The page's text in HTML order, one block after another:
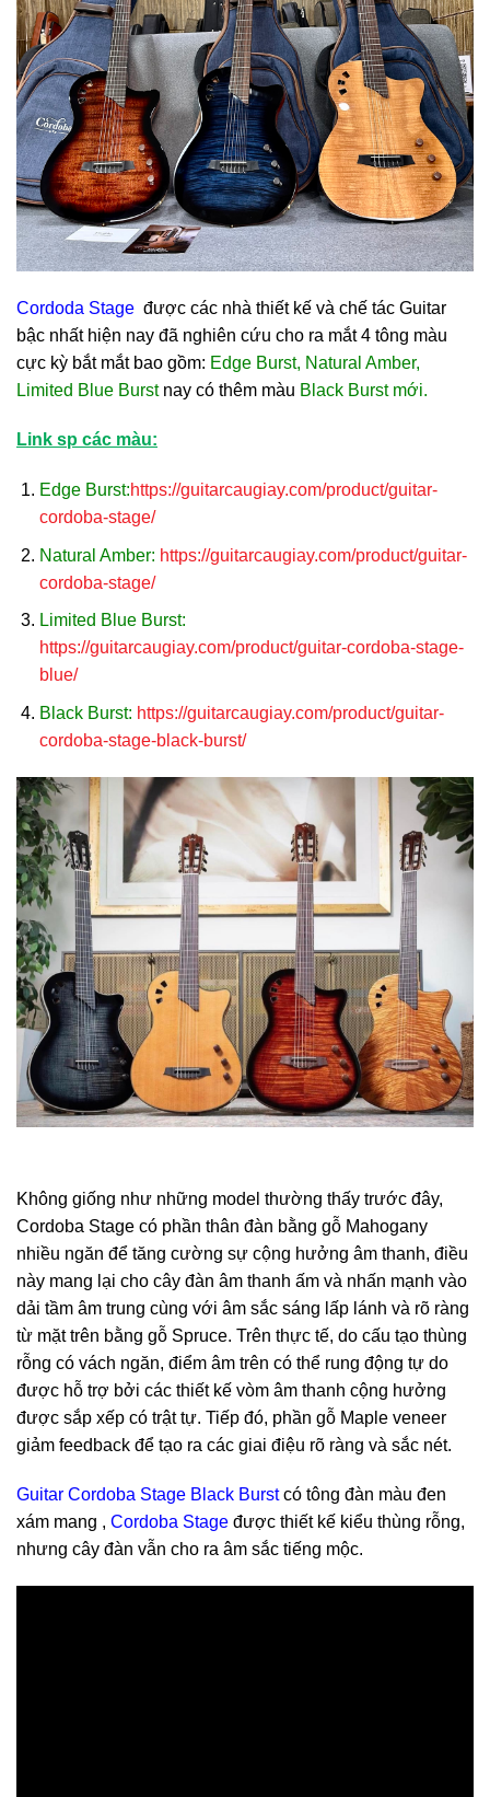
Cordoda Stage được các nhà thiết kế và chế tác Guitar
bậc nhất hiện nay đã nghiên cứu cho ra mắt 4 tông màu
cực kỳ bắt mắt bao gồm: Edge Burst, Natural Amber,
Limited Blue Burstnay có thêm màu Black Burst mới.
Link sp các màu:
Edge Burst:https://guitarcaugiay.com/product/guitar-
cordoba-stage/
Natural Amber: https://guitarcaugiay.com/product/guitar-
cordoba-stage/
Limited Blue Burst:
https://guitarcaugiay.com/product/guitar-cordoba-stage-
blue/
Black Burst: https://guitarcaugiay.com/product/guitar-
cordoba-stage-black-burst/
Không giống như những model thường thấy trước đây,
Cordoba Stage có phần thân đàn bằng gỗ Mahogany
nhiều ngăn để tăng cường sự cộng hưởng âm thanh, điều
này mang lại cho cây đàn âm thanh ấm và nhấn mạnh vào
dải tầm âm trung cùng với âm sắc sáng lấp lánh và rõ ràng
từ mặt trên bằng gỗ Spruce. Trên thực tế, do cấu tạo thùng
rỗng có vách ngăn, điểm âm trên có thể rung động tự do
được hỗ trợ bởi các thiết kế vòm âm thanh cộng hưởng
được sắp xếp có trật tự. Tiếp đó, phần gỗ Maple veneer
giảm feedback để tạo ra các giai điệu rõ ràng và sắc nét.
Guitar Cordoba Stage Black Burstcó tông đàn màu đen
xám mang , Cordoba Stage được thiết kế kiểu thùng rỗng,
nhưng cây đàn vẫn cho ra âm sắc tiếng mộc.